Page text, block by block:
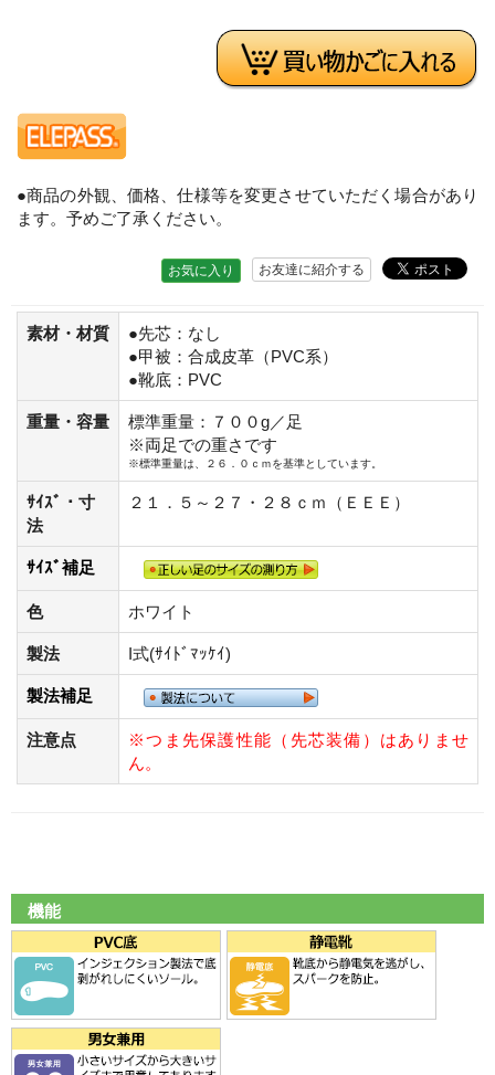
●商品の外観、価格、仕様等を変更させていただく場合があり
ます。予めご了承ください。
お友達に紹介する
お気に入り
素材・材質
●先芯：なし
●甲被：合成皮革（PVC系）
●靴底：PVC
重量・容量
標準重量：７００g／足
※両足での重さです
※標準重量は、２６．０ｃｍを基準としています。
ｻｲｽﾞ・寸
法
２１．５～２７・２８ｃｍ（ＥＥＥ）
ｻｲｽﾞ補足
色 ホワイト
製法 I式(ｻｲﾄﾞﾏｯｹｲ)
製法補足
注意点
※つま先保護性能（先芯装備）はありませ
ん。
機能